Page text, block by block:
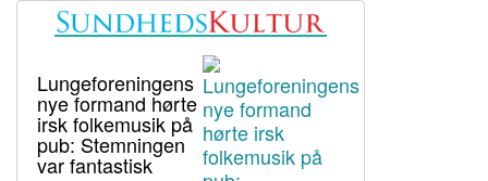
Lungeforeningens
nye formand hørte
irsk folkemusik på
pub: Stemningen
var fantastisk